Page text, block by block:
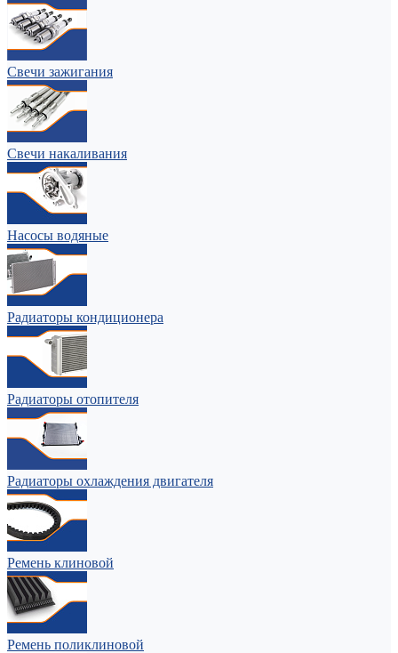
Свечи зажигания
Свечи накаливания
Насосы водяные
Радиаторы кондиционера
Радиаторы отопителя
Радиаторы охлаждения двигателя
Ремень клиновой
Ремень поликлиновой